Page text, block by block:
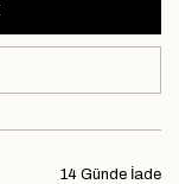
14 Günde İade